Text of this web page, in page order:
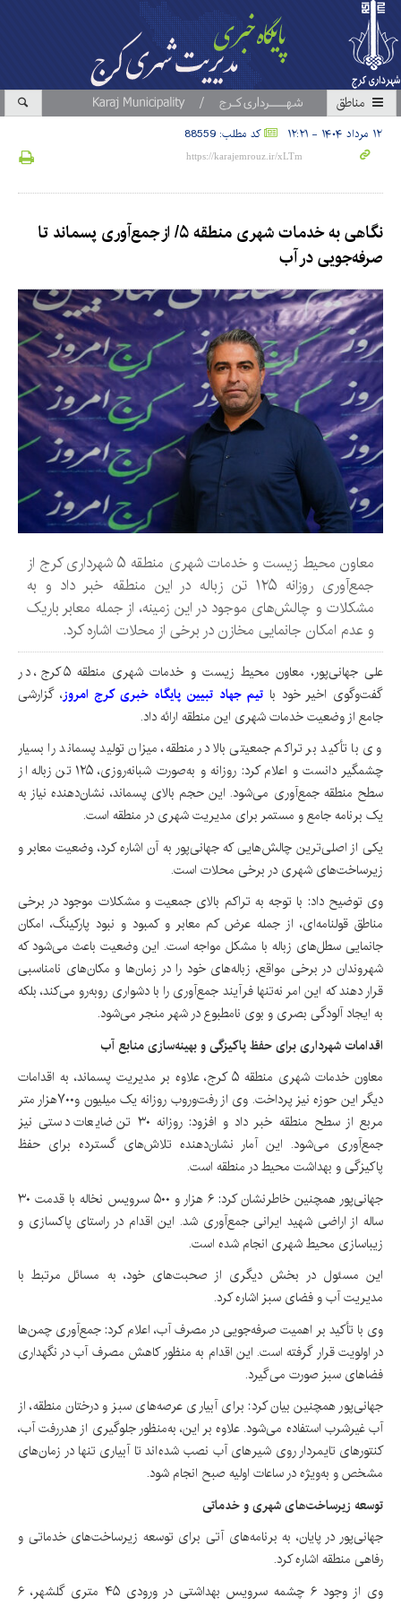
مناطق
۱۲ مرداد ۱۴۰۴ - ۱۲:۲۱ کد مطلب: 88559
نگاهی به خدمات شهری منطقه ۵/ از جمع‌آوری پسماند تا
صرفه‌جویی در آب
معاون محیط زیست و خدمات شهری منطقه ۵ شهرداری کرج از
جمع‌آوری روزانه ۱۲۵ تن زباله در این منطقه خبر داد و به
مشکلات و چالش‌های موجود در این زمینه، از جمله معابر باریک
و عدم امکان جانمایی مخازن در برخی از محلات اشاره کرد.
علی جهانی‌پور، معاون محیط زیست و خدمات شهری منطقه ۵ کرج، در
گفت‌وگوی اخیر خود با تیم جهاد تبیین پایگاه خبری کرج امروز، گزارشی
جامع از وضعیت خدمات شهری این منطقه ارائه داد.
وی با تأکید بر تراکم جمعیتی بالا در منطقه، میزان تولید پسماند را بسیار
چشمگیر دانست و اعلام کرد: روزانه و به‌صورت شبانه‌روزی، ۱۲۵ تن زباله از
سطح منطقه جمع‌آوری می‌شود. این حجم بالای پسماند، نشان‌دهنده نیاز به
یک برنامه جامع و مستمر برای مدیریت شهری در منطقه است.
یکی از اصلی‌ترین چالش‌هایی که جهانی‌پور به آن اشاره کرد، وضعیت معابر و
زیرساخت‌های شهری در برخی محلات است.
وی توضیح داد: با توجه به تراکم بالای جمعیت و مشکلات موجود در برخی
مناطق قولنامه‌ای، از جمله عرض کم معابر و کمبود و نبود پارکینگ، امکان
جانمایی سطل‌های زباله با مشکل مواجه است. این وضعیت باعث می‌شود که
شهروندان در برخی مواقع، زباله‌های خود را در زمان‌ها و مکان‌های نامناسبی
قرار دهند که این امر نه‌تنها فرآیند جمع‌آوری را با دشواری روبه‌رو می‌کند، بلکه
به ایجاد آلودگی بصری و بوی نامطبوع در شهر منجر می‌شود.
اقدامات شهرداری برای حفظ پاکیزگی و بهینه‌سازی منابع آب
معاون خدمات شهری منطقه ۵ کرج، علاوه بر مدیریت پسماند، به اقدامات
دیگر این حوزه نیز پرداخت. وی از رفت‌وروب روزانه یک میلیون و۷۰۰هزار متر
مربع از سطح منطقه خبر داد و افزود: روزانه ۳۰ تن ضایعات دستی نیز
جمع‌آوری می‌شود. این آمار نشان‌دهنده تلاش‌های گسترده برای حفظ
پاکیزگی و بهداشت محیط در منطقه است.
جهانی‌پور همچنین خاطرنشان کرد: ۶ هزار و ۵۰۰ سرویس نخاله با قدمت ۳۰
ساله از اراضی شهید ایرانی جمع‌آوری شد. این اقدام در راستای پاکسازی و
زیباسازی محیط شهری انجام شده است.
این مسئول در بخش دیگری از صحبت‌های خود، به مسائل مرتبط با
مدیریت آب و فضای سبز اشاره کرد.
وی با تأکید بر اهمیت صرفه‌جویی در مصرف آب، اعلام کرد: جمع‌آوری چمن‌ها
در اولویت قرار گرفته است. این اقدام به منظور کاهش مصرف آب در نگهداری
فضاهای سبز صورت می‌گیرد.
جهانی‌پور همچنین بیان کرد: برای آبیاری عرصه‌های سبز و درختان منطقه، از
آب غیرشرب استفاده می‌شود. علاوه بر این، به‌منظور جلوگیری از هدررفت آب،
کنتورهای تایمردار روی شیرهای آب نصب شده‌اند تا آبیاری تنها در زمان‌های
مشخص و به‌ویژه در ساعات اولیه صبح انجام شود.
توسعه زیرساخت‌های شهری و خدماتی
جهانی‌پور در پایان، به برنامه‌های آتی برای توسعه زیرساخت‌های خدماتی و
رفاهی منطقه اشاره کرد.
وی از وجود ۶ چشمه سرویس بهداشتی در ورودی ۴۵ متری گلشهر، ۶